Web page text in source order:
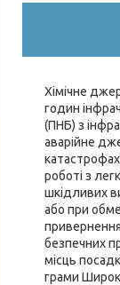
Хімічне
годин
(ПНБ) з
аварійне
роботі з
шкідливих
або при
привернення
безпечних
місць
грами